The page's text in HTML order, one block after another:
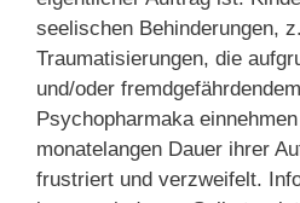
seelischen Behinderungen,
Traumatisierungen, die
und/oder
Psychopharmaka
monatelangen Dauer ihrer
frustriert und verzweifelt.